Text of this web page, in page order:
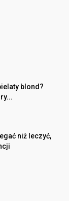
blond?
niż leczyć,